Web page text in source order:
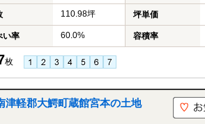
110.98坪 坪単価
い率 60.0% 容積率
枚
軽郡大鰐町蔵館宮本の土地